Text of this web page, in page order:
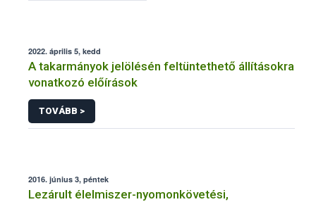
2022. április 5, kedd
A takarmányok jelölésén feltüntethető állításokra
vonatkozó előírások
TOVÁBB >
2016. június 3, péntek
Lezárult élelmiszer-nyomonkövetési,